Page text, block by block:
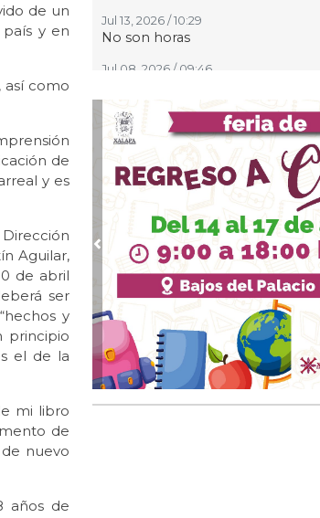
de un
y en
como
de
y es
Aguilar,
de abril
ser
y
principio
el de la
mi libro
de
nuevo
años de
Jul 13, 2026 / 10:29
No son horas
Jul 08, 2026 / 09:46
Jul 07, 2026 / 09:33
Grupo MAS contra Veracruz
Jul 03, 2026 / 09:38
El quinto partido
Jul 02, 2026 / 09:16
Llegar a los 74
Jul 01, 2026 / 09:33
Las piernas nacionales se han
Jun 30, 2026 / 09:28
El quinto juego
Jun 25, 2026 / 10:31
Una de cal: México va bien en el
Jun 24, 2026 / 09:53
Previous